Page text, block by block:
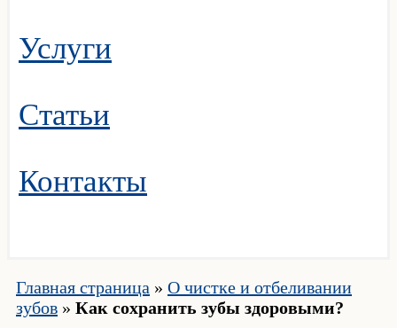
Услуги
Статьи
Контакты
Главная страница » О чистке и отбеливании
зубов » Как сохранить зубы здоровыми?